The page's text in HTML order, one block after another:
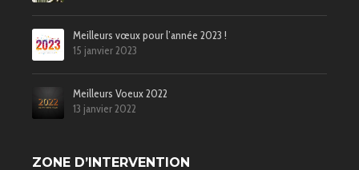
Meilleurs vœux pour l’année 2023 !
15 janvier 2023
Meilleurs Voeux 2022
13 janvier 2022
ZONE D’INTERVENTION